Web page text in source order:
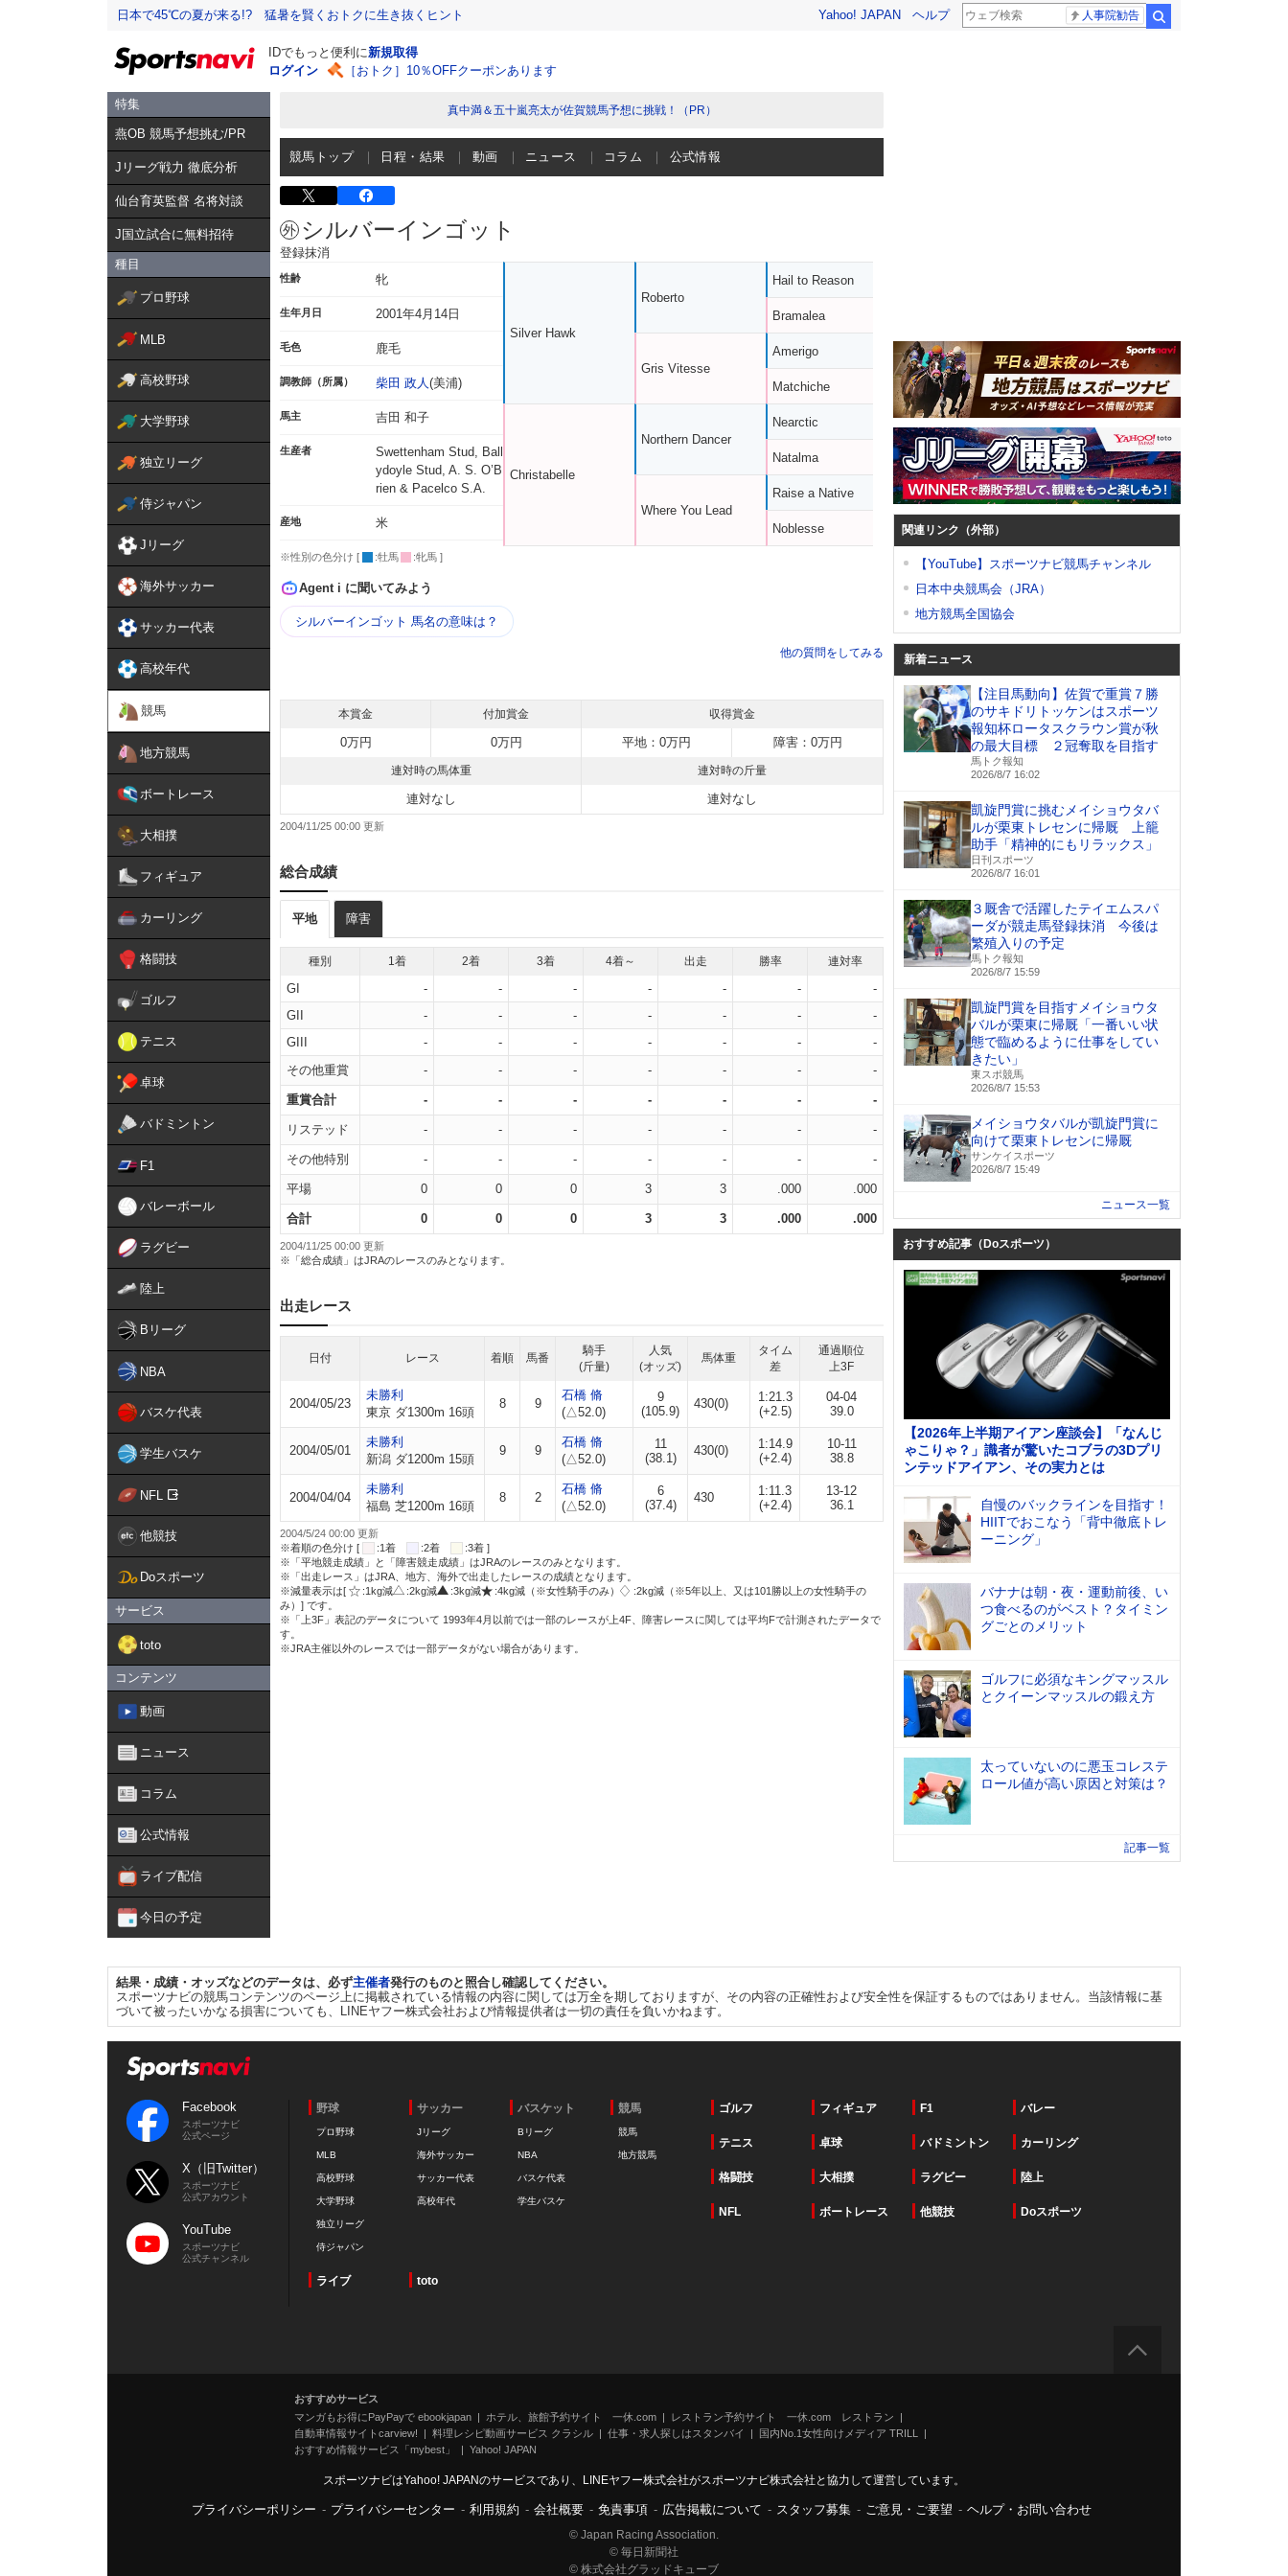
日本で45℃の夏が来る!? 猛暑を賢くおトクに生き抜くヒント Yahoo! JAPAN ヘルプ 人事院勧告
IDでもっと便利に新規取得
ログイン
［おトク］10％OFFクーポンあります
特集
燕OB 競馬予想挑む/PR
Jリーグ戦力 徹底分析
仙台育英監督 名将対談
J国立試合に無料招待
種目
プロ野球
MLB
高校野球
大学野球
独立リーグ
侍ジャパン
Jリーグ
海外サッカー
サッカー代表
高校年代
競馬
地方競馬
ボートレース
大相撲
フィギュア
カーリング
格闘技
ゴルフ
テニス
卓球
バドミントン
F1
バレーボール
ラグビー
陸上
Bリーグ
NBA
バスケ代表
学生バスケ
NFL
他競技
Doスポーツ
サービス
toto
コンテンツ
動画
ニュース
コラム
公式情報
ライブ配信
今日の予定
真中満＆五十嵐亮太が佐賀競馬予想に挑戦！（PR）
競馬トップ 日程・結果 動画 ニュース コラム 公式情報
シルバーインゴット
登録抹消
性齢 牝
生年月日 2001年4月14日
毛色 鹿毛
調教師（所属） 柴田 政人(美浦)
馬主 吉田 和子
生産者
Swettenham Stud, Ball
ydoyle Stud, A. S. O’B
rien & Pacelco S.A.
産地 米
※性別の色分け [ :牡馬 :牝馬 ]
Silver Hawk
Christabelle
Roberto
Gris Vitesse
Northern Dancer
Where You Lead
Hail to Reason
Bramalea
Amerigo
Matchiche
Nearctic
Natalma
Raise a Native
Noblesse
Agent i に聞いてみよう
シルバーインゴット 馬名の意味は？
他の質問をしてみる
本賞金 付加賞金 収得賞金
0万円 0万円 平地：0万円 障害：0万円
連対時の馬体重 連対時の斤量
連対なし 連対なし
2004/11/25 00:00
総合成績
平地 障害
種別 1着 2着 3着 4着～ 出走 勝率 連対率
GI - - - - - -
-
GII
- - - - - -
-
GIII
- - - - - -
-
その他重賞
- - - - - - -
重賞合計 - - - - - - -
リステッド - - - - - - -
その他特別 - - - - - - -
平場 0 0 0 3 3 .000 .000
合計 0 0 0 3 3 .000 .000
2004/11/25 00:00 更新
※「総合成績」はJRAのレースのみとなります。
出走レース
日付 レース 着順 馬番
騎手
(斤量)
人気
(オッズ)
馬体重
タイム
差
通過順位
上3F
2004/05/23
未勝利
東京 ダ1300m 16頭
8 9
石橋 脩
(△52.0)
9
(105.9)
430(0)
1:21.3
(+2.5)
04-04
39.0
2004/05/01
未勝利
新潟 ダ1200m 15頭
9 9
石橋 脩
(△52.0)
11
(38.1)
430(0)
1:14.9
(+2.4)
10-11
38.8
2004/04/04
未勝利
福島 芝1200m 16頭
8 2
石橋 脩
(△52.0)
6
(37.4)
430
1:11.3
(+2.4)
13-12
36.1
2004/5/24 00:00 更新
※着順の色分け [
:1着 :2着
:3着 ]
※「平地競走成績」と「障害競走成績」はJRAのレースのみとなります。
※「出走レース」はJRA、地方、海外で出走したレースの成績となります。
※減量表示は[
:1kg減 :2kg減 :3kg減 :4kg減（※女性騎手のみ）
:2kg減（※5年以上、又は101勝以上の女性騎手の
み）] です。
※「上3F」表記のデータについて 1993年4月以前では一部のレースが上4F、障害レースに関しては平均Fで計測されたデータで
す。
※JRA主催以外のレースでは一部データがない場合があります。
関連リンク（外部）
【YouTube】スポーツナビ競馬チャンネル
日本中央競馬会（JRA）
地方競馬全国協会
新着ニュース
【注目馬動向】佐賀で重賞７勝
のサキドリトッケンはスポーツ
報知杯ロータスクラウン賞が秋
の最大目標 ２冠奪取を目指す
馬トク報知
2026/8/7 16:02
凱旋門賞に挑むメイショウタバ
ルが栗東トレセンに帰厩 上籠
助手「精神的にもリラックス」
日刊スポーツ
2026/8/7 16:01
３厩舎で活躍したテイエムスパ
ーダが競走馬登録抹消 今後は
繁殖入りの予定
馬トク報知
2026/8/7 15:59
凱旋門賞を目指すメイショウタ
バルが栗東に帰厩「一番いい状
態で臨めるように仕事をしてい
きたい」
東スポ競馬
2026/8/7 15:53
メイショウタバルが凱旋門賞に
向けて栗東トレセンに帰厩
サンケイスポーツ
2026/8/7 15:49
ニュース一覧
おすすめ記事（Doスポーツ）
【2026年上半期アイアン座談会】「なんじ
ゃこりゃ？」識者が驚いたコブラの3Dプリ
ンテッドアイアン、その実力とは
自慢のバックラインを目指す！
HIITでおこなう「背中徹底トレ
ーニング」
バナナは朝・夜・運動前後、い
つ食べるのがベスト？タイミン
グごとのメリット
ゴルフに必須なキングマッスル
とクイーンマッスルの鍛え方
太っていないのに悪玉コレステ
ロール値が高い原因と対策は？
記事一覧
結果・成績・オッズなどのデータは、必ず主催者発行のものと照合し確認してください。
スポーツナビの競馬コンテンツのページ上に掲載されている情報の内容に関しては万全を期しておりますが、その内容の正確性および安全性を保証するものではありません。当該情報に基
づいて被ったいかなる損害についても、LINEヤフー株式会社および情報提供者は一切の責任を負いかねます。
Facebook
スポーツナビ
公式ページ
X（旧Twitter）
スポーツナビ
公式アカウント
YouTube
スポーツナビ
公式チャンネル
野球
プロ野球
MLB
高校野球
大学野球
独立リーグ
侍ジャパン
サッカー
Jリーグ
海外サッカー
サッカー代表
高校年代
バスケット
Bリーグ
NBA
バスケ代表
学生バスケ
競馬
競馬
地方競馬
ゴルフ フィギュア F1 バレー
テニス 卓球 バドミントン カーリング
格闘技 大相撲 ラグビー 陸上
NFL ボートレース 他競技 Doスポーツ
ライブ toto
おすすめサービス
マンガもお得にPayPayで ebookjapan
ホテル、旅館予約サイト 一休.com
レストラン予約サイト 一休.com レストラン
自動車情報サイトcarview!
料理レシピ動画サービス クラシル 仕事・求人探しはスタンバイ
国内No.1女性向けメディア TRILL
おすすめ情報サービス「mybest」
Yahoo! JAPAN
スポーツナビはYahoo! JAPANのサービスであり、LINEヤフー株式会社がスポーツナビ株式会社と協力して運営しています。
プライバシーポリシー - プライバシーセンター - 利用規約 - 会社概要 - 免責事項 - 広告掲載について - スタッフ募集 - ご意見・ご要望 - ヘルプ・お問い合わせ
© Japan Racing Association.
© 毎日新聞社
© 株式会社グラッドキューブ